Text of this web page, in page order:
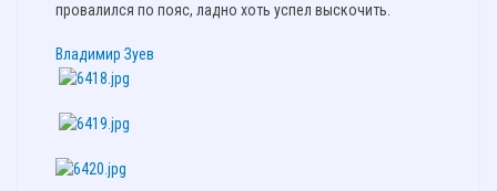
провалился по пояс, ладно хоть успел выскочить.
Владимир Зуев